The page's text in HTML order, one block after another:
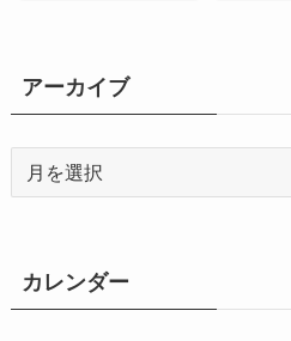
アーカイブ
ブカレンダー